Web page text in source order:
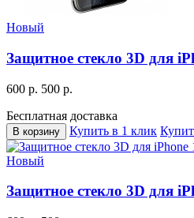
Новый
Защитное стекло 3D для
600 р. 500 р.
Бесплатная доставка
В корзину Купить в 1 клик
Новый
Защитное стекло 3D для